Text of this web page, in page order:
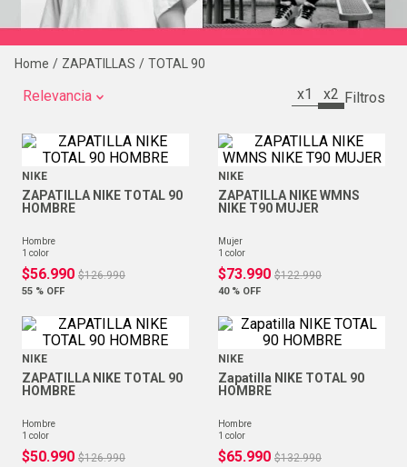
ZAPATILLAS TOTAL 90
Relevancia x1 x2
NIKE
ZAPATILLA NIKE TOTAL 90
HOMBRE
hombre
1 color
$56.990 $126.990
55 % OFF
NIKE
ZAPATILLA NIKE WMNS
NIKE T90 MUJER
mujer
1 color
$73.990 $122.990
40 % OFF
NIKE
ZAPATILLA NIKE TOTAL 90
HOMBRE
hombre
1 color
$50.990 $126.990
NIKE
Zapatilla NIKE TOTAL 90
HOMBRE
hombre
1 color
$65.990 $132.990